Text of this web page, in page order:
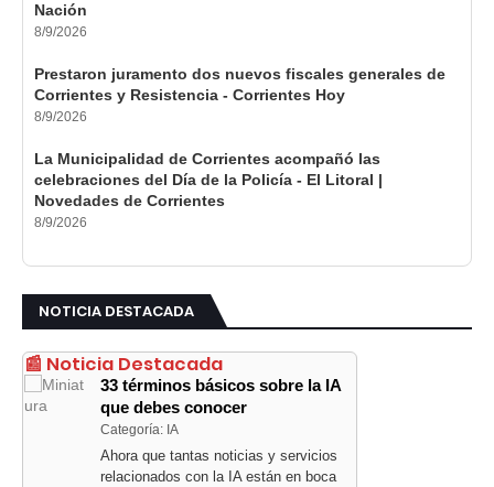
Nación
8/9/2026
Prestaron juramento dos nuevos fiscales generales de
Corrientes y Resistencia - Corrientes Hoy
8/9/2026
La Municipalidad de Corrientes acompañó las
celebraciones del Día de la Policía - El Litoral |
Novedades de Corrientes
8/9/2026
NOTICIA DESTACADA
📰 Noticia Destacada
33 términos básicos sobre la IA
que debes conocer
Categoría: IA
Ahora que tantas noticias y servicios
relacionados con la IA están en boca